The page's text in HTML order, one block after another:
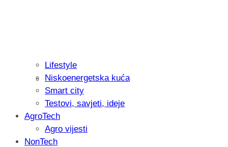
Recenzija: Philips All-in-One Trimmer
muškarcu
Lifestyle
Niskoenergetska kuća
Smart city
Testovi, savjeti, ideje
AgroTech
Agro vijesti
NonTech